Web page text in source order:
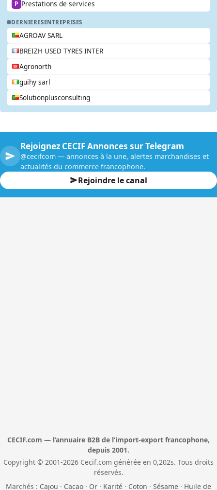
P Prestations de services
DERNIERESENTREPRISES
AGROAV SARL
BREIZH USED TYRES INTER
Agronorth
guihy sarl
Solutionplusconsulting
Rejoignez CECIF Annonces sur Telegram
@cecifcom — annonces à la une, alertes marchandises et
actualités du commerce francophone.
Rejoindre le canal
CECIF.com — l’annuaire B2B de l’import-export francophone,
depuis 2001.
Copyright © 2001-2026 Cecif.com générée en 0,202s. Tous droits
réservés.
Marchés : Cajou · Cacao · Or · Karité · Coton · Sésame · Huile de